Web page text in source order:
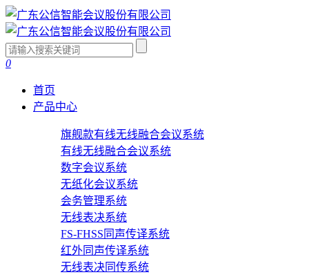
0
首页
产品中心
旗舰款有线无线融合会议系统
有线无线融合会议系统
数字会议系统
无纸化会议系统
会务管理系统
无线表决系统
FS-FHSS同声传译系统
红外同声传译系统
无线表决同传系统